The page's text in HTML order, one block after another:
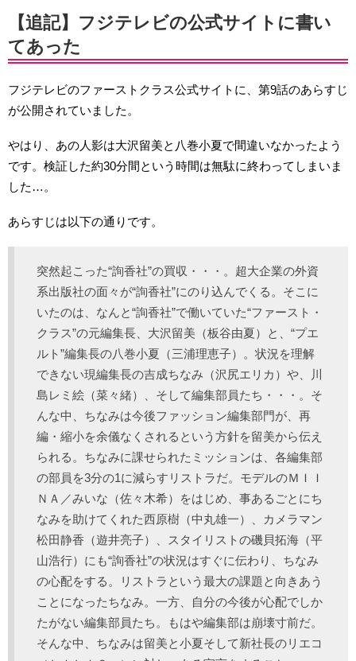
【追記】フジテレビの公式サイトに書い
てあった
フジテレビのファーストクラス公式サイトに、第9話のあらすじ
が公開されていました。
やはり、あの人影は大沢留美と八巻小夏で間違いなかったよう
です。検証した約30分間という時間は無駄に終わってしまいま
した…。
あらすじは以下の通りです。
突然起こった“詢香社”の買収・・・。超大企業の外資
系出版社の面々が“詢香社”にのり込んでくる。そこに
いたのは、なんと“詢香社”で働いていた“ファースト・
クラス”の元編集長、大沢留美（板谷由夏）と、“プエ
ルト”編集長の八巻小夏（三浦理恵子）。状況を理解
できない現編集長の吉成ちなみ（沢尻エリカ）や、川
島レミ絵（菜々緒）、そして編集部員たち・・・。そ
んな中、ちなみは今後ファッション編集部門が、再
編・縮小を余儀なくされるという方針を留美から伝え
られる。ちなみに課せられたミッションは、各編集部
の部員を3分の1に減らすリストラだ。モデルのＭＩＩ
ＮＡ／みいな（佐々木希）をはじめ、事あるごとにち
なみを助けてくれた西原樹（中丸雄一）、カメラマン
松田静香（遊井亮子）、スタイリストの磯貝拓海（平
山浩行）にも“詢香社”の状況はすぐに伝わり、ちなみ
の心配をする。リストラという最大の課題と向きあう
ことになったちなみ。一方、自分の今後が心配でしか
たがない編集部員たち。もはや編集部は崩壊寸前だ。
そんな中、ちなみは留美と小夏そして新社長のリエコ